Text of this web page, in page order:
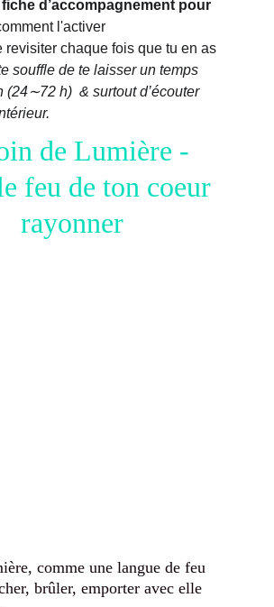
fiche d’accompagnement pour
l'activer
revisiter chaque fois que tu en as
souffle de te laisser un temps
(24∼72 h)  & surtout d’écouter
comme une langue de feu
brûler, emporter avec elle
de Lumière -
feu de ton coeur
rayonner